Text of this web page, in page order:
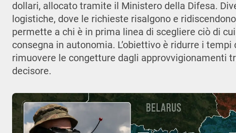
dollari, allocato tramite il Ministero della Difesa.
logistiche, dove le richieste risalgono e
permette a chi è in prima linea di scegliere ciò di
consegna in autonomia. L’obiettivo è ridurre i
rimuovere le congetture dagli approvvigionamenti
decisore.